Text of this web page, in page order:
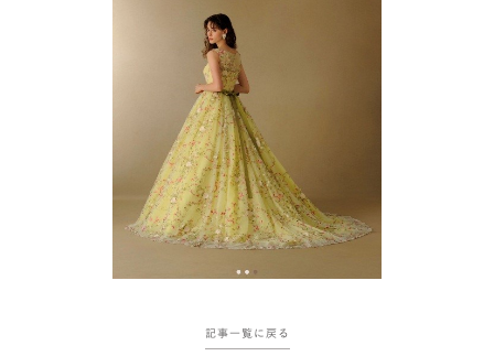
記事一覧に戻る